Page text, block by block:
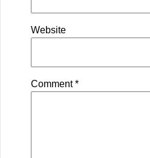
Website
Comment*